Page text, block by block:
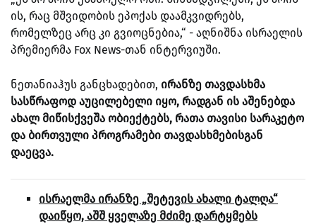
ის, რაც მშვიდობის ეპოქას დაამკვიდრებს,
რომელზეც არც კი გვიოცნებია,“ - აღნიშნა ისრაელის
პრემიერმა Fox News-თან ინტერვიუში.
ნეთანიაჰუს განცხადებით, ირანზე თავდასხმა
სასწრაფოდ აუცილებელი იყო, რადგან ის აშენებდა
ახალ მიწისქვეშა ობიექტებს, რათა თავისი სარაკეტო
და ბირთვული პროგრამები თავდასხმებისგან
დაეცვა.
ისრაელმა ირანზე „შეტევის ახალი ტალღა“
დაიწყო, აშშ ყველაზე მძიმე დარტყმებს